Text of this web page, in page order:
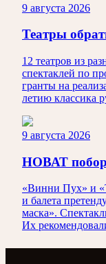
9 августа 2026
Театры
12 театров из
спектаклей по
гранты на
летию классика
9 августа 2026
НОВАТ
«Винни Пух» и
и балета
маска».
Их